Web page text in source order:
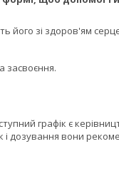
його зі здоров'ям
засвоєння.
графік є
і дозування вони